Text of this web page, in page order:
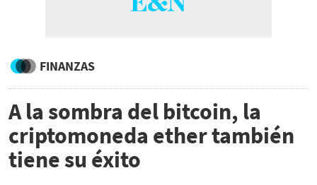
FINANZAS
A la sombra del bitcoin, la
criptomoneda ether también
tiene su éxito